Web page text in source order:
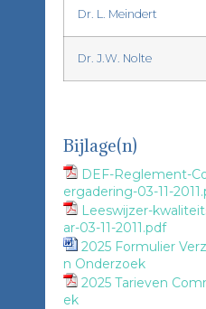
Dr. L. Meindert
Dr. J.W. Nolte
Bijlage(n)
DEF-Reglement-
ergadering-03-11-
Leeswijzer-
ar-03-11-2011.pdf
2025 Formulier
n Onderzoek
2025 Tarieven
ek